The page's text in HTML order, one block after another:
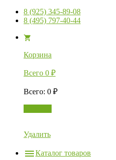
8 (925) 345-89-08
8 (495) 797-40-44
Корзина
Всего 0 ₽
Всего: 0 ₽
Удалить
Каталог товаров